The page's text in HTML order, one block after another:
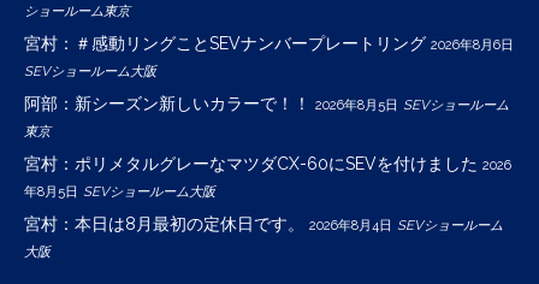
ショールーム東京
宮村：＃感動リングことSEVナンバープレートリング 2026年8月6日
SEVショールーム大阪
阿部：新シーズン新しいカラーで！！ 2026年8月5日 SEVショールーム
東京
宮村：ポリメタルグレーなマツダCX-60にSEVを付けました 2026
年8月5日 SEVショールーム大阪
宮村：本日は8月最初の定休日です。 2026年8月4日 SEVショールーム
大阪